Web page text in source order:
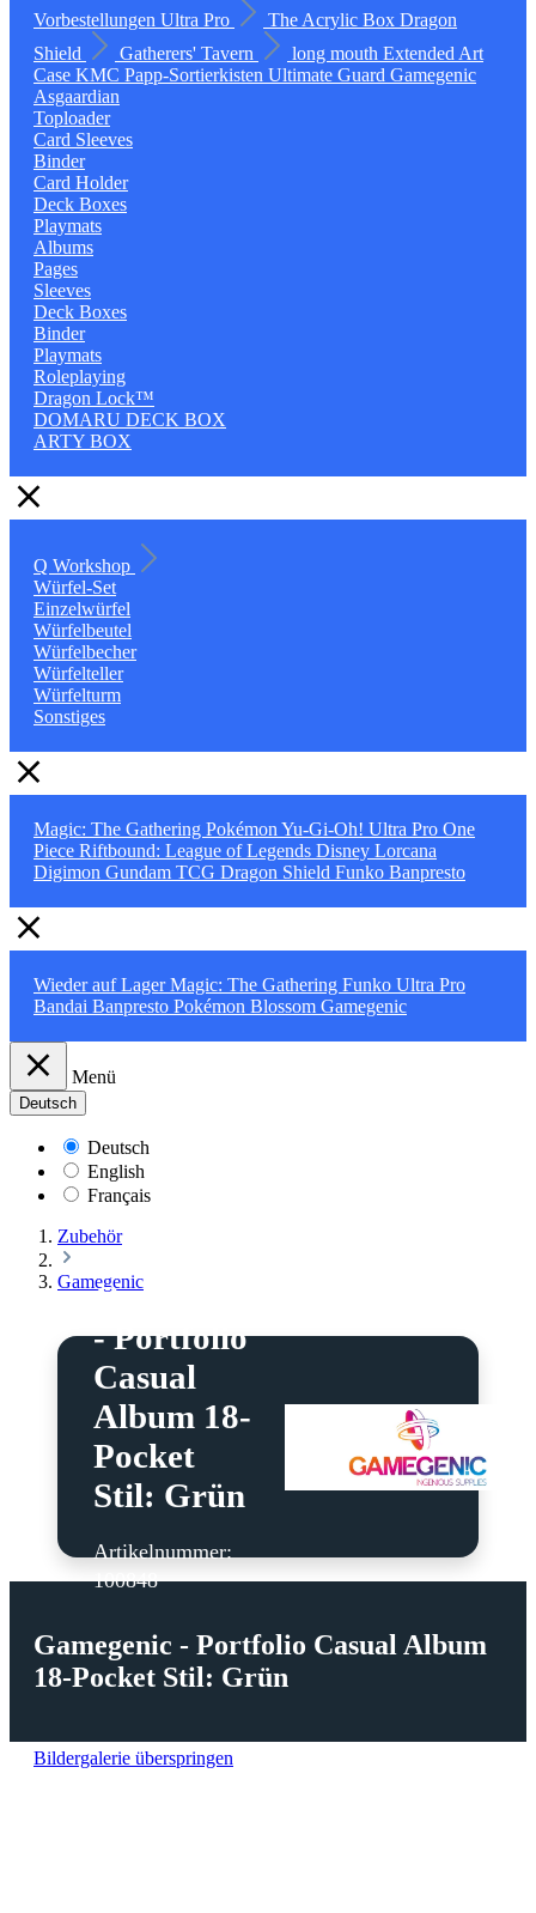
Vorbestellungen Ultra Pro The Acrylic Box Dragon
Shield
Gatherers' Tavern long mouth Extended Art
Case KMC Papp-Sortierkisten Ultimate Guard Gamegenic
Asgaardian
Toploader
Card Sleeves
Binder
Card Holder
Deck Boxes
Playmats
Albums
Pages
Sleeves
Deck Boxes
Binder
Playmats
Roleplaying
Dragon Lock™
DOMARU DECK BOX
ARTY BOX
Q Workshop
Würfel-Set
Einzelwürfel
Würfelbeutel
Würfelbecher
Würfelteller
Würfelturm
Sonstiges
Magic: The Gathering Pokémon Yu-Gi-Oh! Ultra Pro One
Piece Riftbound: League of Legends Disney Lorcana
Digimon Gundam TCG Dragon Shield Funko Banpresto
Wieder auf LagerMagic: The Gathering Funko Ultra Pro
Bandai Banpresto Pokémon Blossom Gamegenic
Menü
Deutsch
Deutsch
English
Français
Zubehör
Gamegenic
Gamegenic
- Portfolio
Casual
Album 18-
Pocket
Stil: Grün
Artikelnummer:
100848
Gamegenic - Portfolio Casual Album
18-Pocket Stil: Grün
Bildergalerie überspringen